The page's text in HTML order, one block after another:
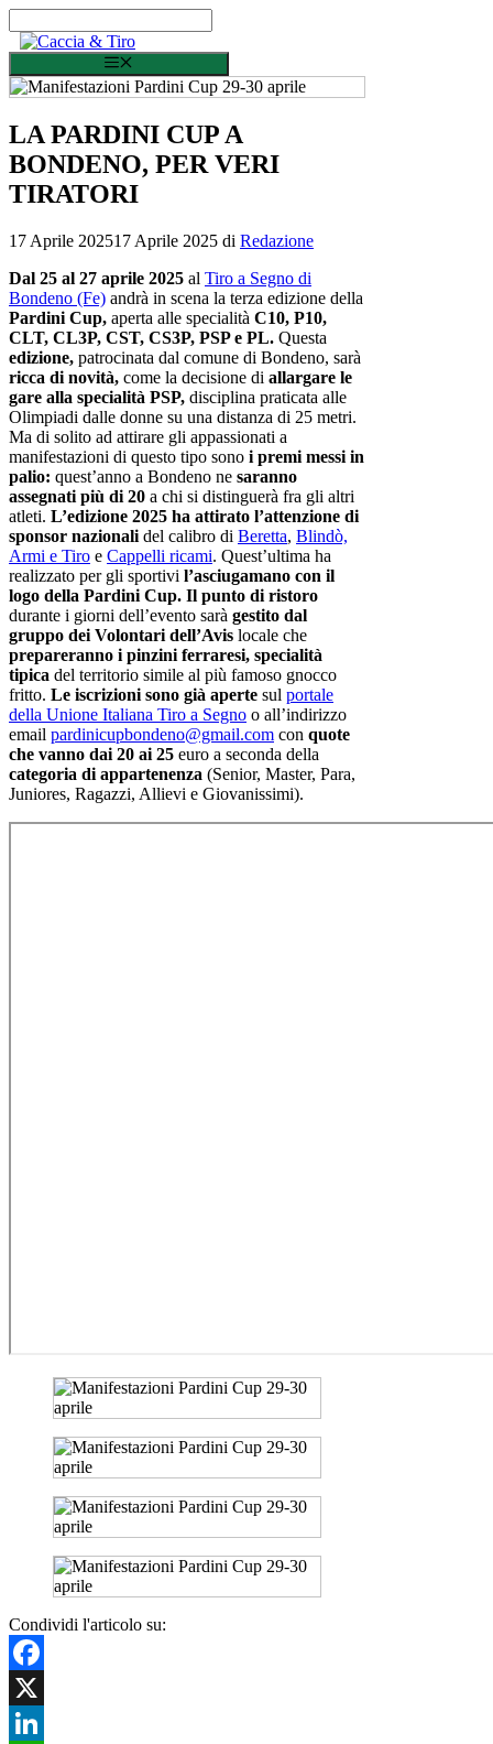
LA PARDINI CUP A
BONDENO, PER VERI
TIRATORI
17 Aprile 202517 Aprile 2025 di Redazione
Dal 25 al 27 aprile 2025 al Tiro a Segno di
Bondeno (Fe) andrà in scena la terza edizione della
Pardini Cup, aperta alle specialità C10, P10,
CLT, CL3P, CST, CS3P, PSP e PL. Questa
edizione, patrocinata dal comune di Bondeno, sarà
ricca di novità, come la decisione di allargare le
gare alla specialità PSP, disciplina praticata alle
Olimpiadi dalle donne su una distanza di 25 metri.
Ma di solito ad attirare gli appassionati a
manifestazioni di questo tipo sono i premi messi in
palio: quest’anno a Bondeno ne saranno
assegnati più di 20 a chi si distinguerà fra gli altri
atleti. L’edizione 2025 ha attirato l’attenzione di
sponsor nazionali del calibro di Beretta, Blindò,
Armi e Tiro e Cappelli ricami. Quest’ultima ha
realizzato per gli sportivi l’asciugamano con il
logo della Pardini Cup. Il punto di ristoro
durante i giorni dell’evento sarà gestito dal
gruppo dei Volontari dell’Avis locale che
prepareranno i pinzini ferraresi, specialità
tipica del territorio simile al più famoso gnocco
fritto. Le iscrizioni sono già aperte sul portale
della Unione Italiana Tiro a Segno o all’indirizzo
email pardinicupbondeno@gmail.com con quote
che vanno dai 20 ai 25 euro a seconda della
categoria di appartenenza (Senior, Master, Para,
Juniores, Ragazzi, Allievi e Giovanissimi).
Condividi l'articolo su:
Facebook
X